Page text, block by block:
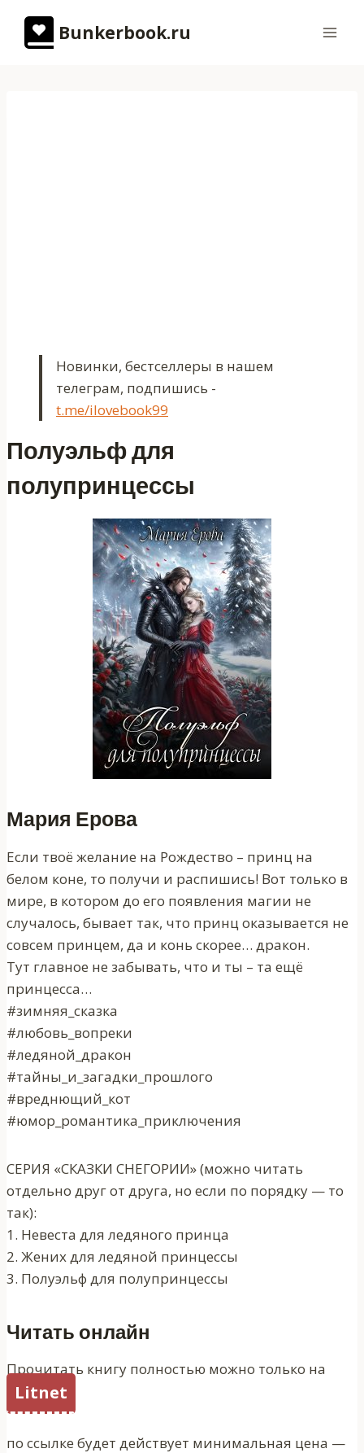
содержимому
Bunkerbook.ru
Новинки, бестселлеры в нашем
телеграм, подпишись -
t.me/ilovebook99
Полуэльф для
полупринцессы
Мария Ерова
Если твоё желание на Рождество – принц на
белом коне, то получи и распишись! Вот только в
мире, в котором до его появления магии не
случалось, бывает так, что принц оказывается не
совсем принцем, да и конь скорее… дракон.
Тут главное не забывать, что и ты – та ещё
принцесса…
#зимняя_сказка
#любовь_вопреки
#ледяной_дракон
#тайны_и_загадки_прошлого
#вреднющий_кот
#юмор_романтика_приключения
СЕРИЯ «СКАЗКИ СНЕГОРИИ» (можно читать
отдельно друг от друга, но если по порядку — то
так):
1. Невеста для ледяного принца
2. Жених для ледяной принцессы
3. Полуэльф для полупринцессы
Читать онлайн
Прочитать книгу полностью можно только на
Litnet
по ссылке будет действует минимальная цена —